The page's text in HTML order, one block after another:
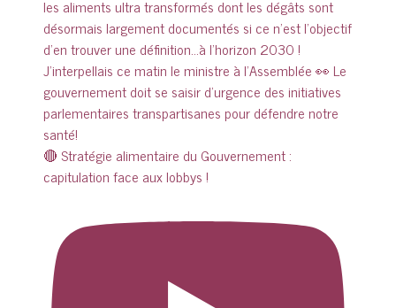
🔴 Stratégie alimentaire du Gouvernement :
capitulation face aux lobbys !